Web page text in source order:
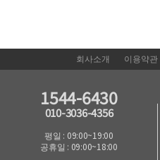
회사소개 이용약관
1544-6430
010-3036-4356
평일 : 09:00~19:00
공휴일 : 09:00~18:00